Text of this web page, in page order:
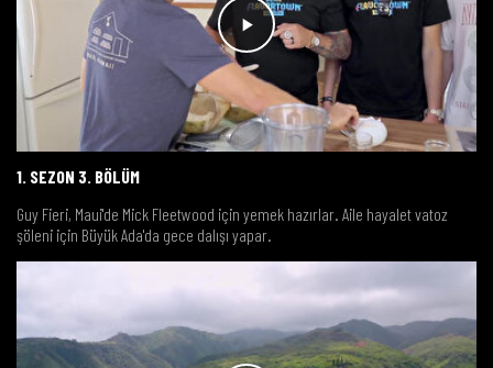
1. SEZON 3. BÖLÜM
Guy Fieri, Maui'de Mick Fleetwood için yemek hazırlar. Aile hayalet vatoz
şöleni için Büyük Ada'da gece dalışı yapar.